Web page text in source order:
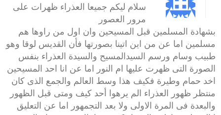
سلام ليكم جميعا العذراء ظهرات على
مرور العصور
بشهادة المسلمين قبل المسيحين وان اول من راوها هم
مسلمين اما عن من اين اتينا بصورتها فأن القديس لوقا وهو
طبيب وسام ورسم السيدالمسيح والسيدة العذراء بنفس
الصورة التى ظهرت عليها ام النور اما عن انا احد المسيحين
اخد حمام وطيرة فكيف هذا وسط العالم والجمع الذى كان
منتظر ظهور العذراء الم يرهوا أحد كيف ومتى قبل الظهور
والبعدة فى المرة الاولى ولا بعد التجمهور اما عن التعليق